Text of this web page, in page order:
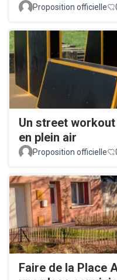
Proposition officielle
Un street
en plein air
Proposition officielle
Faire de la Place